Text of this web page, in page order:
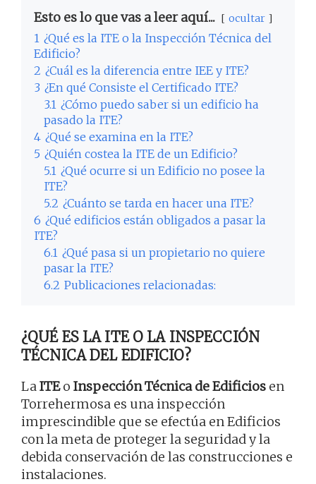
Esto es lo que vas a leer aquí... ocultar
1 ¿Qué es la ITE o la Inspección Técnica del
Edificio?
2 ¿Cuál es la diferencia entre IEE y ITE?
3 ¿En qué Consiste el Certificado ITE?
3.1 ¿Cómo puedo saber si un edificio ha
pasado la ITE?
4 ¿Qué se examina en la ITE?
5 ¿Quién costea la ITE de un Edificio?
5.1 ¿Qué ocurre si un Edificio no posee la
ITE?
5.2 ¿Cuánto se tarda en hacer una ITE?
6 ¿Qué edificios están obligados a pasar la
ITE?
6.1 ¿Qué pasa si un propietario no quiere
pasar la ITE?
6.2 Publicaciones relacionadas:
¿QUÉ ES LA ITE O LA INSPECCIÓN
TÉCNICA DEL EDIFICIO?
LaITEo Inspección Técnica de Edificios en
Torrehermosa es una inspección
imprescindible que se efectúa en Edificios
con la meta de proteger la seguridad y la
debida conservación de las construcciones e
instalaciones.